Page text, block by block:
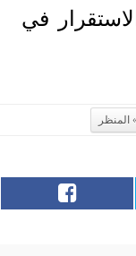
في
المنظر